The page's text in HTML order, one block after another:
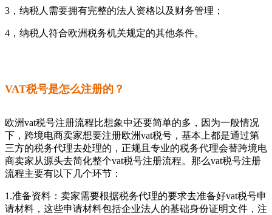
3，纳税人需要拥有完整的法人资格以及财务管理；
4，纳税人符合欧洲税务机关规定的其他条件。
VAT税号是怎么注册的？
欧洲vat税号注册流程比想象中还要简单的多，因为一般情况
下，跨境电商卖家想要注册欧洲vat税号，基本上都是通过第
三方的税务代理去处理的，正规且专业的税务代理会替跨境电
商卖家从源头去简化整个vat税号注册流程。那么vat税号注册
流程主要有以下几个环节：
1.准备资料：卖家需要根据税务代理的要求去准备好vat税号申
请材料，这些申请材料包括企业法人的基础身份证明文件，注